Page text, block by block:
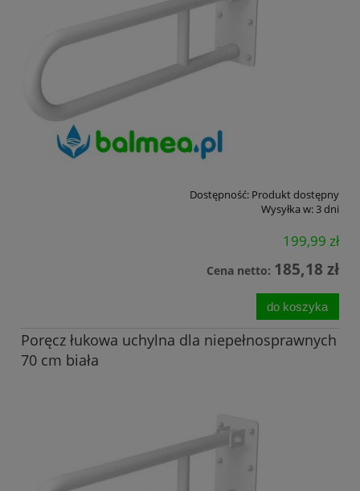
Dostępność: Produkt dostępny
Wysyłka w:3 dni
199,99 zł
Cena netto: 185,18 zł
do koszyka
Poręcz łukowa uchylna dla niepełnosprawnych
70 cm biała